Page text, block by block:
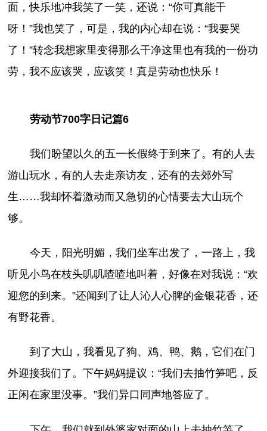
面，快乐地冲我笑了一笑，还说：“你可真能干
呀！”我也笑了，可是，我的内心却在说：“我要哭
了！”转念我想家里变得那么干净这里也有我的一份功
劳，我不应该哭，应该笑！真是劳动也快乐！
劳动节700字日记篇6
我们盼望以久的五一长假终于到来了。有的人去
游山玩水，有的人去走亲访友，还有的去郊外写
生……我却怀着激动而又急切的心情要去大山玩个
够。
今天，阳光明媚，我们坐车出发了，一路上，我
听见小鸟在枝头叽叽喳喳地叫着，好像在对我说：“欢
迎您的到来。”还闻到了让人沁人心脾的金银花香，还
有野花香。
到了大山，我看见了狗、鸡、鸭、鹅，它们在门
外迎接我们了。下午妈妈提议：“我们去抽竹笋吧，反
正闲在家里没事。”我们异口同声地答应了。